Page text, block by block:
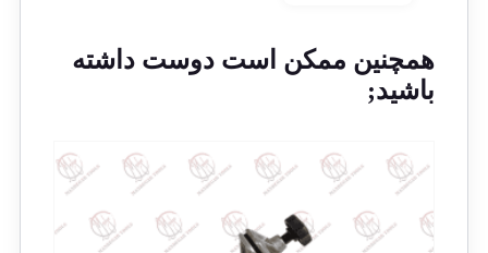
همچنین ممکن است دوست داشته
باشید;